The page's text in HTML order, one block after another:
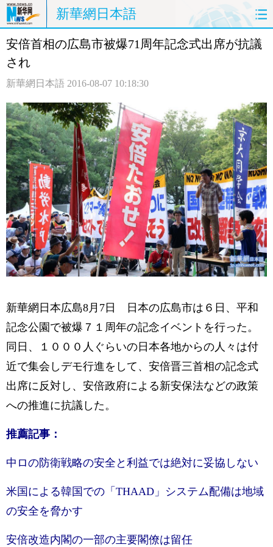
新華網日本語
ホームページ 政治 経済
観光 評論 写真
中日対訳
安倍首相の広島市被爆71周年記念式出席が抗議
され
新華網日本語 2016-08-07 10:18:30
新華網日本広島8月7日 日本の広島市は６日、平和
記念公園で被爆７１周年の記念イベントを行った。
同日、１０００人ぐらいの日本各地からの人々は付
近で集会しデモ行進をして、安倍晋三首相の記念式
出席に反対し、安倍政府による新安保法などの政策
への推進に抗議した。
推薦記事：
中ロの防衛戦略の安全と利益では絶対に妥協しない
米国による韓国での「THAAD」システム配備は地域
の安全を脅かす
安倍改造内閣の一部の主要閣僚は留任